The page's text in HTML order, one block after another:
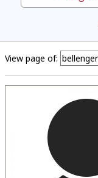
View page of: